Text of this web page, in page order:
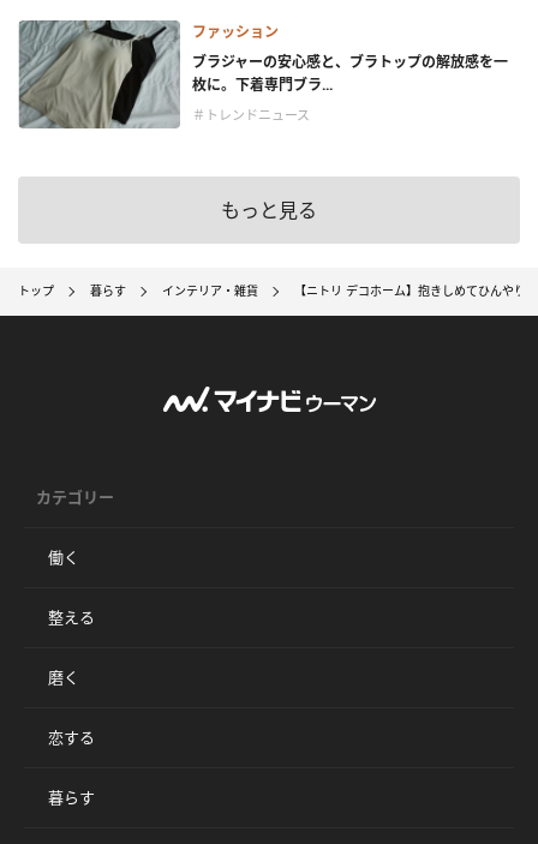
ファッション
ブラジャーの安心感と、ブラトップの解放感を一
枚に。下着専門ブラ...
＃トレンドニュース
もっと見る
トップ 暮らす インテリア・雑貨 【ニトリ デコホーム】抱きしめてひんやり
カテゴリー
働く
整える
磨く
恋する
暮らす